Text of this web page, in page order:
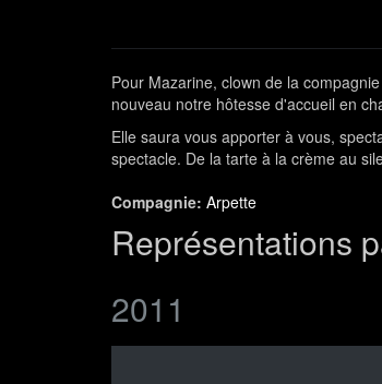
Pour Mazarine, clown de la
nouveau notre hôtesse d'accueil en
Elle saura vous apporter à vous,
spectacle. De la tarte à la crème au
Compagnie: Arpette
Représentations
2011